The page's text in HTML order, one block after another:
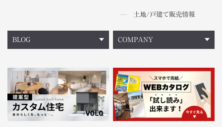
土地/戸建て販売情報
BLOG COMPANY